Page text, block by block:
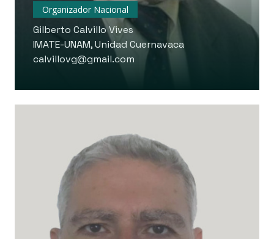
Organizador Nacional
Gilberto Calvillo Vives
IMATE-UNAM, Unidad Cuernavaca
calvillovg@gmail.com